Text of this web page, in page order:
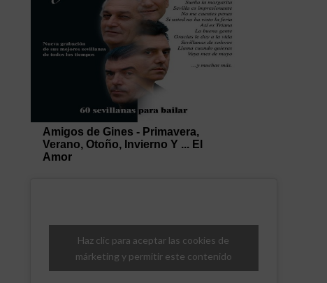
Haz clic para aceptar las cookies de
márketing y permitir este contenido